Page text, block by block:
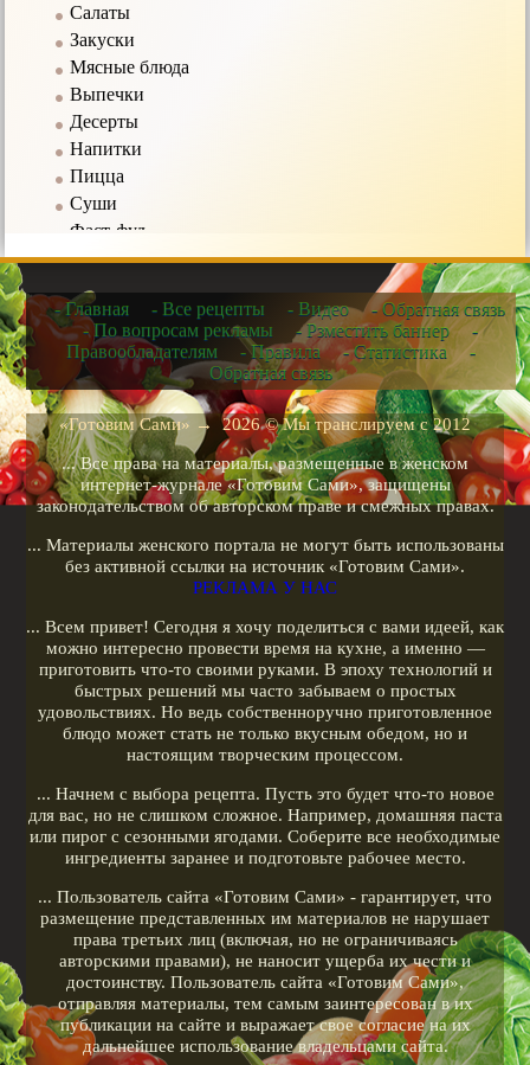
Салаты
Закуски
Мясные блюда
Выпечки
Десерты
Напитки
Пицца
Суши
Фаст-фуд
Соусы
Рецепты в мультиварке
Рецепты для микроволновых печей
Рецепты для чайников
Рецепты для кухонных машин
Рецепты для кофеварок
Рецепты для гриля
Кулинарные рецепты
Меню диеты
Показать все теги
РЕКЛАМА У НАС
- Главная - Все рецепты - Видео
- Обратная связь
- По вопросам рекламы
- Рзместить баннер
-
Правообладателям
- Правила - Статистика
-
Обратная связь
«Готовим Сами» →2026© Мы транслируем с 2012
... Все права на материалы, размещенные в женском
интернет-журнале «Готовим Сами», защищены
законодательством об авторском праве и смежных правах.
... Материалы женского портала не могут быть использованы
без активной ссылки на источник «Готовим Сами».
РЕКЛАМА У НАС
... Всем привет! Сегодня я хочу поделиться с вами идеей, как
можно интересно провести время на кухне, а именно —
приготовить что-то своими руками. В эпоху технологий и
быстрых решений мы часто забываем о простых
удовольствиях. Но ведь собственноручно приготовленное
блюдо может стать не только вкусным обедом, но и
настоящим творческим процессом.
... Начнем с выбора рецепта. Пусть это будет что-то новое
для вас, но не слишком сложное. Например, домашняя паста
или пирог с сезонными ягодами. Соберите все необходимые
ингредиенты заранее и подготовьте рабочее место.
... Пользователь сайта «Готовим Сами» - гарантирует, что
размещение представленных им материалов не нарушает
права третьих лиц (включая, но не ограничиваясь
авторскими правами), не наносит ущерба их чести и
достоинству. Пользователь сайта «Готовим Сами»,
отправляя материалы, тем самым заинтересован в их
публикации на сайте и выражает свое согласие на их
дальнейшее использование владельцами сайта.